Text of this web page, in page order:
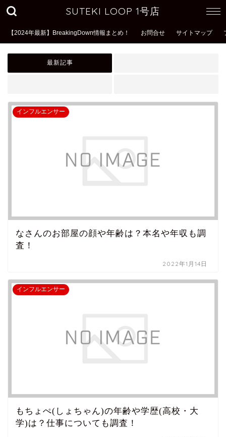
SUTEKI LOOP 1号店
【2024年最新】BreakingDown情報まとめ！ お問合せ サイトマップ
最新記事
インフルエンサー
なさんのお部屋の顔や年齢は？本名や年収も調
査！
2022年1月14日
インフルエンサー
もちょぺ(しょちゃん)の年齢や学歴(高校・大
学)は？仕事についても調査！